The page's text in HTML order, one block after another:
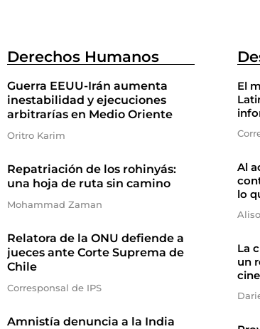
Derechos Humanos
Guerra EEUU-Irán aumenta
inestabilidad y ejecuciones
arbitrarías en Medio Oriente
Oritro Karim
Repatriación de los rohinyás:
una hoja de ruta sin camino
Mohammad Zaman
Relatora de la ONU defiende a
jueces ante Corte Suprema de
Chile
Corresponsal de IPS
Amnistía denuncia a la India
El
Al
lo
La
un
cine